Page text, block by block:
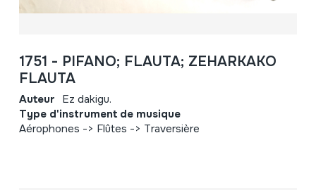
1751 - PIFANO; FLAUTA; ZEHARKAKO
FLAUTA
Auteur Ez dakigu.
Type d'instrument de musique
Aérophones -> Flûtes -> Traversière